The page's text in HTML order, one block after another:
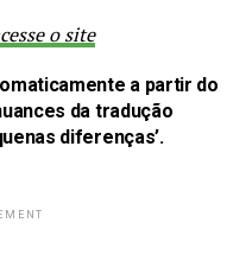
o site
a partir do
da tradução
diferenças’.